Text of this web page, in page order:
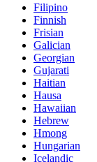
Filipino
Finnish
Frisian
Galician
Georgian
Gujarati
Haitian
Hausa
Hawaiian
Hebrew
Hmong
Hungarian
Icelandic